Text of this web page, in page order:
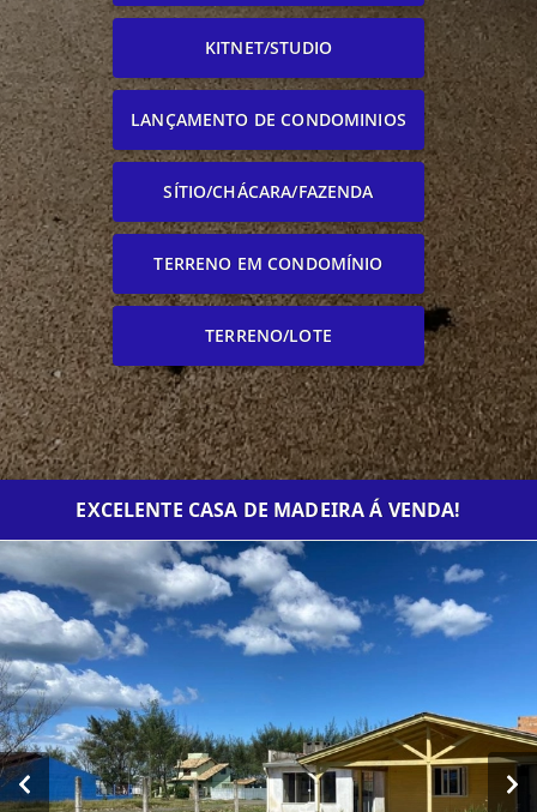
KITNET/STUDIO
LANÇAMENTO DE CONDOMINIOS
SÍTIO/CHÁCARA/FAZENDA
TERRENO EM CONDOMÍNIO
TERRENO/LOTE
EXCELENTE CASA DE MADEIRA Á VENDA!